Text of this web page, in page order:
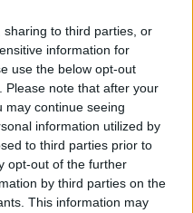
to third parties, or
information for
use the below opt-out
Please note that after your
may continue seeing
information utilized by
to third parties prior to
opt-out of the further
by third parties on the
This information may
modell släppts – en
av december. Däremot
och andra detaljer ur
kvar men verkar bli
i firmanamnet ligger